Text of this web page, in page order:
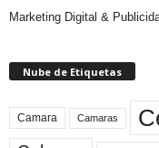
Marketing Digital &
Nube de Etiquetas
Camara Camaras